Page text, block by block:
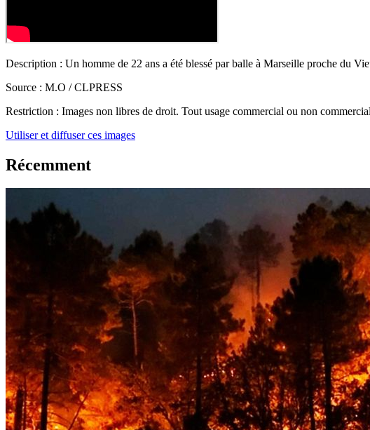
Description : Un homme de 22 ans a été blessé par balle à Marseille proche du
Source : M.O / CLPRESS
Restriction : Images non libres de droit. Tout usage commercial ou non
Utiliser et diffuser ces images
Récemment